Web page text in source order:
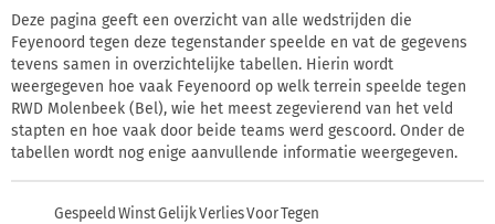
Deze pagina geeft een overzicht van alle wedstrijden die
Feyenoord tegen deze tegenstander speelde en vat de gegevens
tevens samen in overzichtelijke tabellen. Hierin wordt
weergegeven hoe vaak Feyenoord op welk terrein speelde tegen
RWD Molenbeek (Bel), wie het meest zegevierend van het veld
stapten en hoe vaak door beide teams werd gescoord. Onder de
tabellen wordt nog enige aanvullende informatie weergegeven.
Gespeeld WinstGelijkVerliesVoorTegen